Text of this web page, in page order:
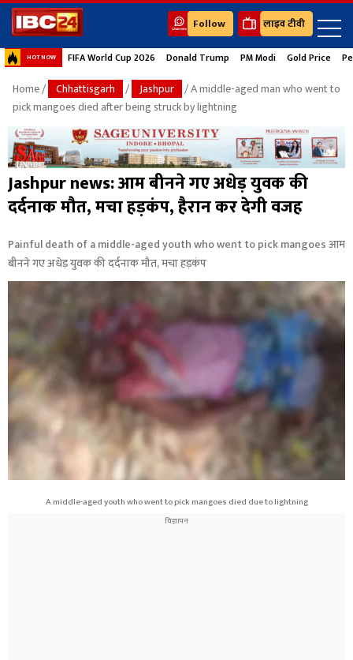
Follow लाइव टीवी
HOT NOW FIFA World Cup 2026 Donald Trump PM Modi Gold Price
Home/ Chhattisgarh / Jashpur / A middle-aged man who went to
pick mangoes died after being struck by lightning
Jashpur news: आम बीनने गए अधेड़ युवक की
दर्दनाक मौत, मचा हड़कंप, हैरान कर देगी वजह
Painful death of a middle-aged youth who went to pick mangoes आम
बीनने गए अधेड़ युवक की दर्दनाक मौत, मचा हड़कंप
A middle-aged youth who went to pick mangoes died due to lightning